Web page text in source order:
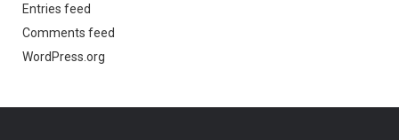
Entries feed
Comments feed
WordPress.org